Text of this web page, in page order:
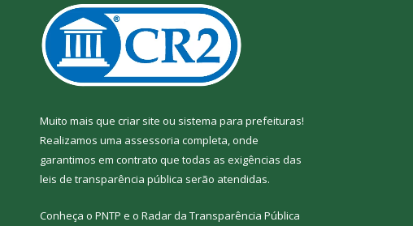
Muito mais que criar site ou sistema para prefeituras!
Realizamos uma assessoria completa, onde
garantimos em contrato que todas as exigências das
leis de transparência pública serão atendidas.
Conheça o PNTP e o Radar da Transparência Pública